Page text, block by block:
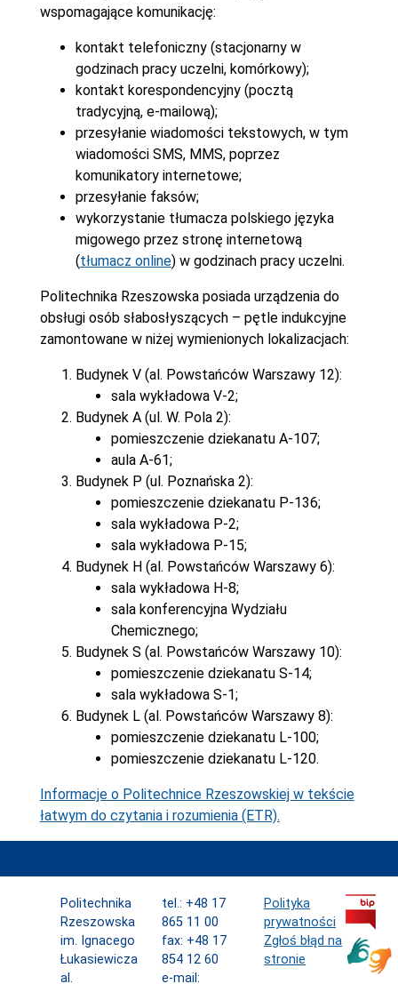
wspomagające komunikację:
kontakt telefoniczny (stacjonarny w
godzinach pracy uczelni, komórkowy);
kontakt korespondencyjny (pocztą
tradycyjną, e-mailową);
przesyłanie wiadomości tekstowych, w tym
wiadomości SMS, MMS, poprzez
komunikatory internetowe;
przesyłanie faksów;
wykorzystanie tłumacza polskiego języka
migowego przez stronę internetową
(tłumacz online) w godzinach pracy uczelni.
Politechnika Rzeszowska posiada urządzenia do
obsługi osób słabosłyszących – pętle indukcyjne
zamontowane w niżej wymienionych lokalizacjach:
Budynek V (al. Powstańców Warszawy 12):
sala wykładowa V-2;
Budynek A (ul. W. Pola 2):
pomieszczenie dziekanatu A-107;
aula A-61;
Budynek P (ul. Poznańska 2):
pomieszczenie dziekanatu P-136;
sala wykładowa P-2;
sala wykładowa P-15;
Budynek H (al. Powstańców Warszawy 6):
sala wykładowa H-8;
sala konferencyjna Wydziału
Chemicznego;
Budynek S (al. Powstańców Warszawy 10):
pomieszczenie dziekanatu S-14;
sala wykładowa S-1;
Budynek L (al. Powstańców Warszawy 8):
pomieszczenie dziekanatu L-100;
pomieszczenie dziekanatu L-120.
Informacje o Politechnice Rzeszowskiej w tekście
łatwym do czytania i rozumienia (ETR).
Politechnika
Rzeszowska
im. Ignacego
Łukasiewicza
al.
tel.: +48 17
865 11 00
fax: +48 17
854 12 60
e-mail:
Polityka
prywatności
Zgłoś błąd na
stronie